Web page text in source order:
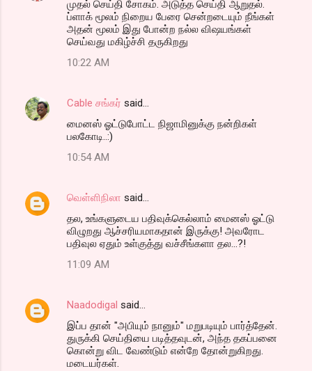
முதல் செய்தி சோகம். அடுத்த செய்தி ஆறுதல்.
ப்ளாக் மூலம் நிறைய பேரை சென்றடையும் நீங்கள்
அதன் மூலம் இது போன்ற நல்ல விஷயங்கள்
செய்வது மகிழ்ச்சி தருகிறது
10:22 AM
Cable சங்கர் said…
மைனஸ் ஓட்டுபோட்ட நிஜாமினுக்கு நன்றிகள்
பலகோடி..:)
10:54 AM
வெள்ளிநிலா said…
தல, உங்களுடைய பதிவுக்கெல்லாம் மைனஸ் ஓட்டு
விழுறது ஆச்சரியமாகதான் இருக்கு! அவரோட
பதிவுல ஏதும் உள்குத்து வச்சீங்களா தல...?!
11:09 AM
Naadodigal said…
இப்ப தான் "அபியும் நானும்" மறுபடியும் பார்த்தேன்.
துருக்கி செய்தியை படித்தவுடன், அந்த தகப்பனை
கொன்று விட வேண்டும் என்றே தோன்றுகிறது.
மடையர்கள்.